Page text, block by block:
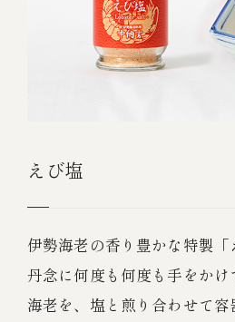
えび塩
伊勢海老の香り豊かな特製「
丹念に何度も何度も手をか
海老を、塩と煎り合わせて容